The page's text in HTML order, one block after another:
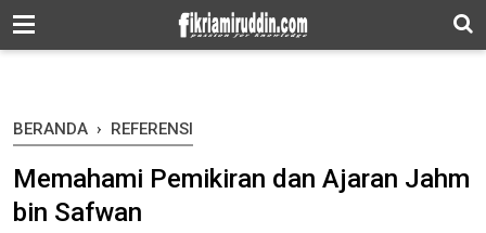
BERANDA › REFERENSI
Memahami Pemikiran dan Ajaran Jahm
bin Safwan